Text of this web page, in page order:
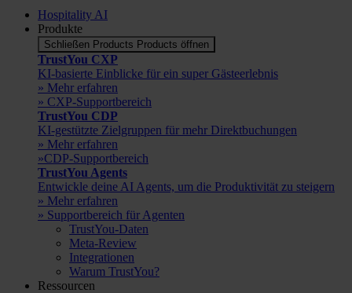
Hospitality AI
Produkte
Schließen Products Products öffnen
TrustYou CXP
KI-basierte Einblicke für ein super Gästeerlebnis
» Mehr erfahren
» CXP-Supportbereich
TrustYou CDP
KI-gestützte Zielgruppen für mehr Direktbuchungen
» Mehr erfahren
»CDP-Supportbereich
TrustYou Agents
Entwickle deine AI Agents, um die Produktivität zu steigern
» Mehr erfahren
» Supportbereich für Agenten
TrustYou-Daten
Meta-Review
Integrationen
Warum TrustYou?
Ressourcen